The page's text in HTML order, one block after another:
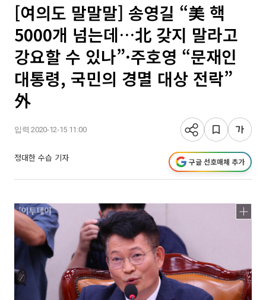
[여의도 말말말] 송영길 “美 핵
5000개 넘는데…北 갖지 말라고
강요할 수 있나”·주호영 “문재인
대통령, 국민의 경멸 대상 전락”
外
입력 2020-12-15 11:00
정대한 수습 기자 구글 선호매체 추가